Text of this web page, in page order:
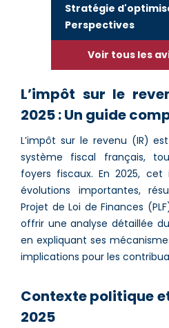
Stratégie
Perspectives
Voir tous les
L’impôt sur le
2025 : Un guide
L’impôt sur le revenu (IR)
système fiscal français,
foyers fiscaux. En 2025,
évolutions importantes,
Projet de Loi de Finances
offrir une analyse détaillée
en expliquant ses
implications pour les
Contexte politique
2025